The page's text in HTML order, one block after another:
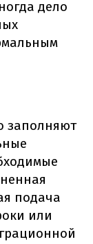
дело
заполняют
подача
или